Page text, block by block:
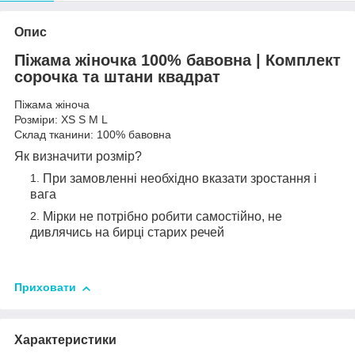
Опис
Піжама жіночка 100% бавовна | Комплект
сорочка та штани квадрат
Піжама жіноча
Розміри: XS S M L
Склад тканини: 100% бавовна
Як визначити розмір?
При замовленні необхідно вказати зростання і
вага
Мірки не потрібно робити самостійно, не
дивлячись на бирці старих речей
Приховати
Характеристики